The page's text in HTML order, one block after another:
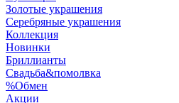
Золотые украшения
Серебряные украшения
Коллекция
Новинки
Бриллианты
Свадьба&помолвка
%Обмен
Акции